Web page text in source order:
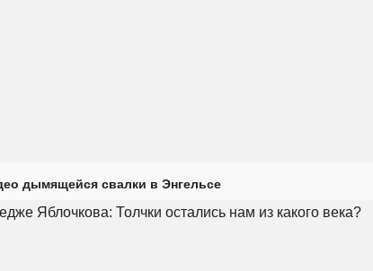
дымящейся свалки в Энгельсе